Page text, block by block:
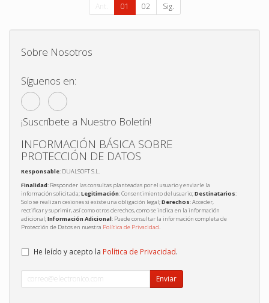
Ant. 01 02 Sig.
Sobre Nosotros
Síguenos en:
¡Suscríbete a Nuestro Boletín!
INFORMACIÓN BÁSICA SOBRE
PROTECCIÓN DE DATOS
Responsable: DUALSOFT S.L.
Finalidad: Responder las consultas planteadas por el usuario y enviarle la
información solicitada;Legitimación: Consentimiento del usuario;Destinatarios:
Solo se realizan cesiones si existe una obligación legal;Derechos: Acceder,
rectificar y suprimir, así como otros derechos, como se indica en la información
adicional;Información Adicional: Puede consultar la información completa de
Protección de Datos en nuestra Política de Privacidad.
He leído y acepto la Política de Privacidad.
Enviar